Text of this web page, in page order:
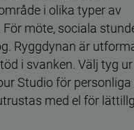
i olika typer av
möte, sociala
Ryggdynan är
i svanken. Välj tyg ur
Studio för
med el för